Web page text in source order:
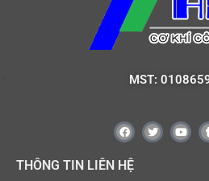
MST:
THÔNG TIN LIÊN HỆ